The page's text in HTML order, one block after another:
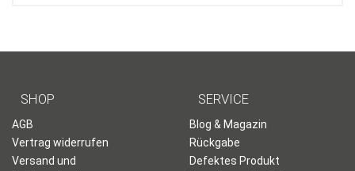
SHOP
AGB
Vertrag widerrufen
Versand und
SERVICE
Blog & Magazin
Rückgabe
Defektes Produkt